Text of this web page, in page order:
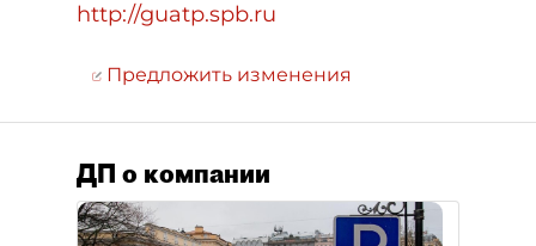
http://guatp.spb.ru
Предложить изменения
ДП о компании